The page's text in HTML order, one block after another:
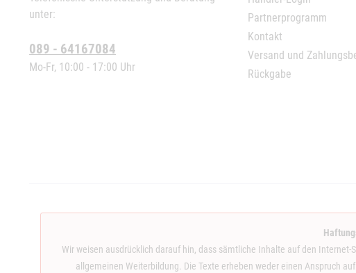
unter:
089 - 64167084
Mo-Fr, 10:00 - 17:00 Uhr
Partnerprogramm
Kontakt
Versand und
Rückgabe
Wir weisen ausdrücklich darauf hin, dass sämtliche Inhalte auf den
allgemeinen Weiterbildung. Die Texte erheben weder einen Anspruch